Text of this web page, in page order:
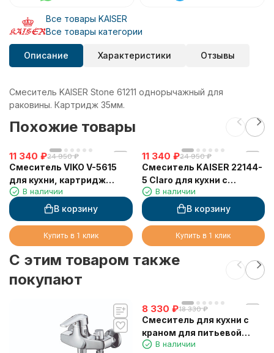
Все товары KAISER
Все товары категории
Описание Характеристики Отзывы
Смеситель KAISER Stone 61211 однорычажный для
раковины. Картридж 35мм.
Похожие товары
11 340 ₽24 950 ₽
Смеситель VIKO V-5615
для кухни, картридж
Ф35мм, с гибким черным
изливом, под фильтр,
Silver
В наличии
В корзину
Купить в 1 клик
11 340 ₽24 950 ₽
Смеситель KAISER 22144-
5 Claro для кухни с
вытяжной лейкой
В наличии
В корзину
Купить в 1 клик
C этим товаром также
покупают
8 330 ₽18 330 ₽
Смеситель для кухни с
краном для питьевой
воды VIKO V-5214
В наличии